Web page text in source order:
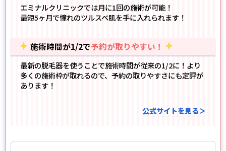
エミナルクリニックでは月に1回の施術が可能！
最短5ヶ月で憧れのツルスベ肌を手に入れられます！
施術時間が1/2で予約が取りやすい！
最新の脱毛器を使うことで施術時間が従来の1/2に！より
多くの施術枠が取れるので、予約の取りやすさにも定評が
あります！
公式サイトを見る＞